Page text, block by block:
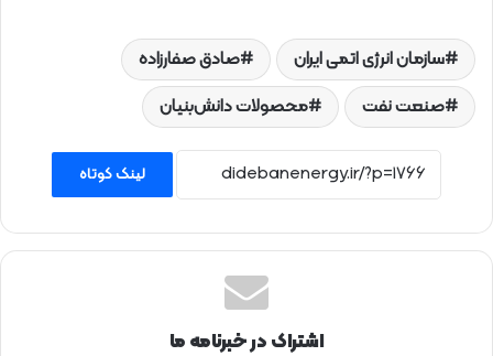
سازمان انرژی اتمی ایران
صادق صفارزاده
صنعت نفت
محصولات دانش‌بنیان
لینک کوتاه
اشتراک در خبرنامه ما